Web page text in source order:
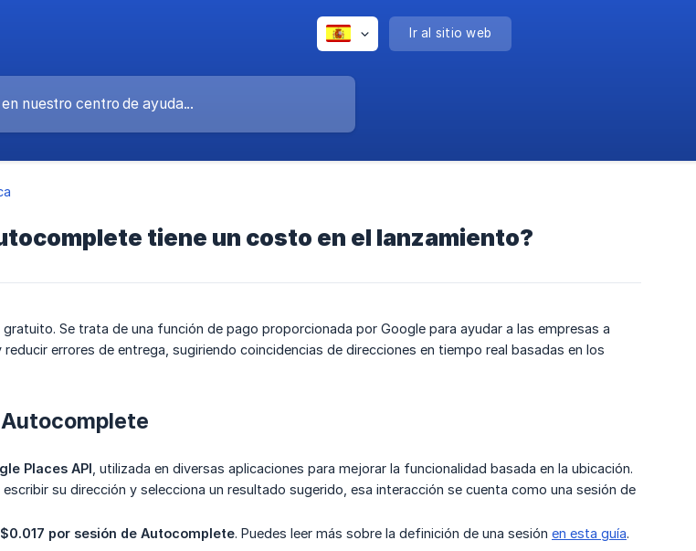
Ir al sitio web
tiene un costo en el lanzamiento?
Se trata de una función de pago proporcionada por Google para ayudar a las empresas a
errores de entrega, sugiriendo coincidencias de direcciones en tiempo real basadas en los
Places API , utilizada en diversas aplicaciones para mejorar la funcionalidad basada en la ubicación.
su dirección y selecciona un resultado sugerido, esa interacción se cuenta como una sesión de
$0.017 por sesión de Autocomplete. Puedes leer más sobre la definición de una sesión en esta guía.